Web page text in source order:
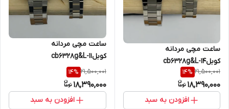
ساعت مچی مردانه
کوبلcb6328g&L-14
21,500,001
14%
18,390,000
افزودن به سبد
ساعت مچی مردانه
کوبلcb6328g&L-11
21,500,001
14%
18,390,000
افزودن به سبد